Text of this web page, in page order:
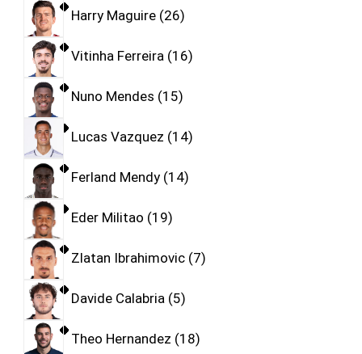
Harry Maguire 26
Vitinha Ferreira 16
Nuno Mendes 15
Lucas Vazquez 14
Ferland Mendy 14
Eder Militao 19
Zlatan Ibrahimovic 7
Davide Calabria 5
Theo Hernandez 18